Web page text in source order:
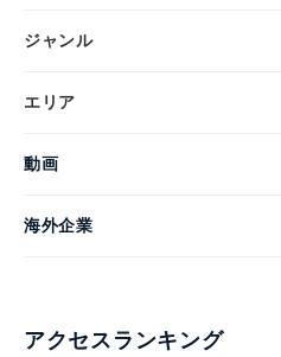
ジャンル
エリア
動画
海外企業
アクセスランキング